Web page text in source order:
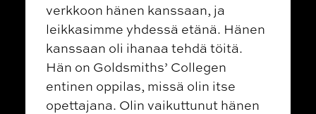
verkkoon hänen kanssaan, ja
leikkasimme yhdessä etänä. Hänen
kanssaan oli ihanaa tehdä töitä.
Hän on Goldsmiths’ Collegen
entinen oppilas, missä olin itse
opettajana. Olin vaikuttunut hänen